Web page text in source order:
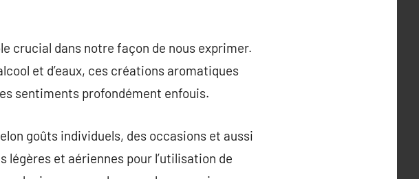
crucial dans notre façon de nous exprimer.
et d’eaux, ces créations aromatiques
sentiments profondément enfouis.
goûts individuels, des occasions et aussi
et aériennes pour l’utilisation de